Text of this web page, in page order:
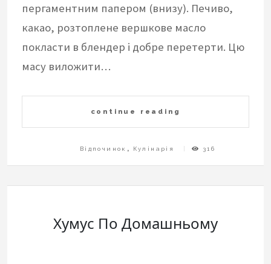
пергаментним папером (внизу). Печиво,
какао, розтоплене вершкове масло
покласти в блендер і добре перетерти. Цю
масу виложити…
continue reading
Відпочинок , Кулінарія 316
Хумус По Домашньому